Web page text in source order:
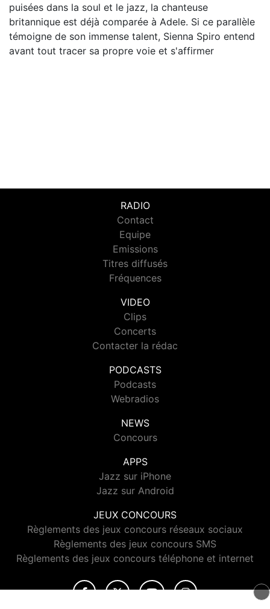
puisées dans la soul et le jazz, la chanteuse
britannique est déjà comparée à Adele. Si ce parallèle
témoigne de son immense talent, Sienna Spiro entend
avant tout tracer sa propre voie et s'affirmer
RADIO
Contact
Equipe
Emissions
Titres diffusés
Fréquences
VIDEO
Clips
Concerts
Contacter la rédac
PODCASTS
Podcasts
Webradios
NEWS
Concours
APPS
Jazz sur iPhone
Jazz sur Android
JEUX CONCOURS
Règlements des jeux concours réseaux sociaux
Règlements des jeux concours SMS
Règlements des jeux concours téléphone et internet